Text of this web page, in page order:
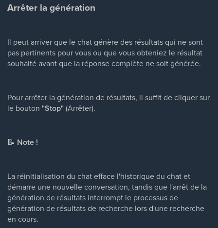
Arrêter la génération
Il peut arriver que le chat génère des résultats qui ne sont
pas pertinents pour vous ou que vous obteniez le résultat
souhaité avant que la réponse complète ne soit générée.
Pour arrêter la génération de résultats, il suffit de cliquer sur
le bouton "Stop"(Arrêter).
📝 Note !
La réinitialisation du chat efface l'historique du chat et
démarre une nouvelle conversation, tandis que l'arrêt de la
génération de résultats interrompt le processus de
génération de résultats de recherche lors d'une recherche
en cours.